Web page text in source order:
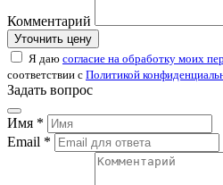
Комментарий
Уточнить цену
Я даю согласие на обработку моих
соответствии с Политикой
Задать вопрос
Имя *
Email *